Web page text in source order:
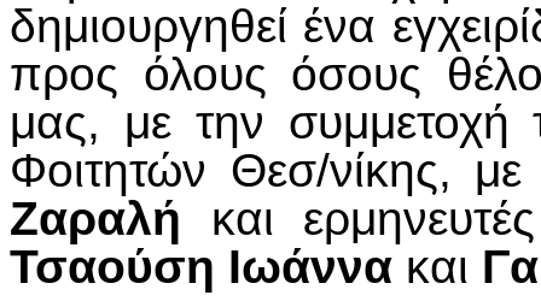
δημιουργηθεί ένα
προς όλους όσους
μας, με την συμμετοχή
Φοιτητών Θεσ/νίκης,
Ζαραλή και
Τσαούση Ιωάννα και